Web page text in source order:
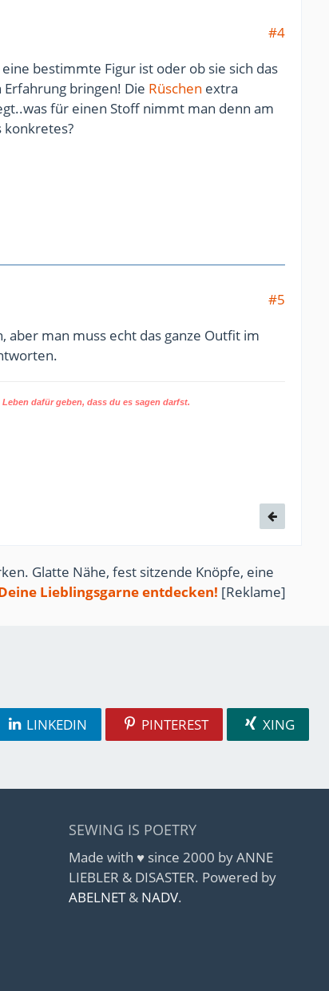
#4
bestimmte Figur ist oder ob sie sich das
bringen! Die Rüschen extra
für einen Stoff nimmt man denn am
konkretes?
#5
aber man muss echt das ganze Outfit im
dafür geben, dass du es sagen darfst.
Glatte Nähe, fest sitzende Knöpfe, eine
Lieblingsgarne entdecken! [Reklame]
LINKEDIN PINTEREST XING
SEWING IS POETRY
Made with ♥ since 2000 by ANNE
LIEBLER & DISASTER. Powered by
ABELNET& NADV.